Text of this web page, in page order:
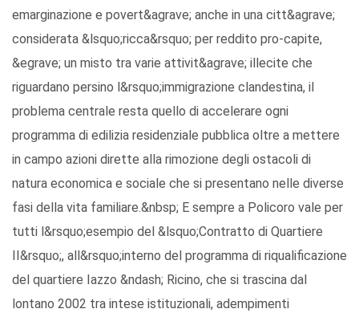
emarginazione e povert&agrave; anche in una citt&agrave;
considerata &lsquo;ricca&rsquo; per reddito pro-capite,
&egrave; un misto tra varie attivit&agrave; illecite che
riguardano persino l&rsquo;immigrazione clandestina, il
problema centrale resta quello di accelerare ogni
programma di edilizia residenziale pubblica oltre a mettere
in campo azioni dirette alla rimozione degli ostacoli di
natura economica e sociale che si presentano nelle diverse
fasi della vita familiare.&nbsp; E sempre a Policoro vale per
tutti l&rsquo;esempio del &lsquo;Contratto di Quartiere
II&rsquo;, all&rsquo;interno del programma di riqualificazione
del quartiere Iazzo &ndash; Ricino, che si trascina dal
lontano 2002 tra intese istituzionali, adempimenti